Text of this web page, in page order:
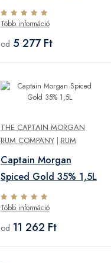
0,7L
Több információ
od 5 277 Ft
THE CAPTAIN MORGAN
RUM COMPANY| RUM
Captain Morgan
Spiced Gold 35% 1,5L
Több információ
od 11 262 Ft